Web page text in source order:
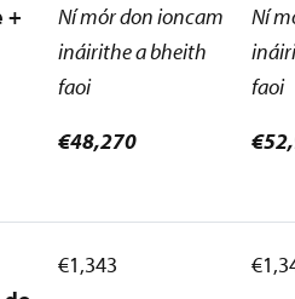
+
Ní mór don ioncam
ináirithe a bheith
faoi
€48,270
Ní
faoi
€1,343